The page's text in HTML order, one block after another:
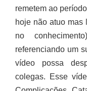
remetem ao
hoje não atuo mas
no
referenciando um
vídeo possa
colegas. Esse